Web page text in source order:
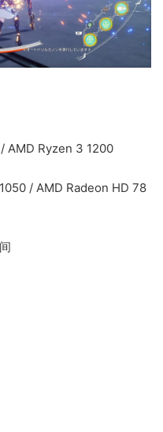
AMD Ryzen 3 1200
/ AMD Radeon HD 78